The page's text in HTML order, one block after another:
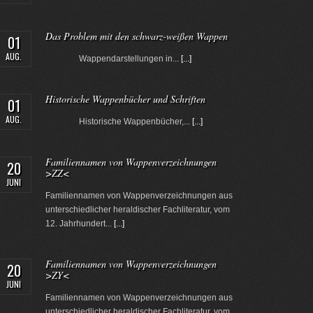
01
AUG.
Das Problem mit den schwarz-weißen Wappen
Wappendarstellungen in... [...]
01
AUG.
Historische Wappenbücher und Schriften
Historische Wappenbücher,... [...]
20
JUNI
Familiennamen von Wappenverzeichnungen
>ZZ<
Familiennamen von Wappenverzeichnungen aus
unterschiedlicher heraldischer Fachliteratur, vom
12. Jahrhundert... [...]
20
JUNI
Familiennamen von Wappenverzeichnungen
>ZY<
Familiennamen von Wappenverzeichnungen aus